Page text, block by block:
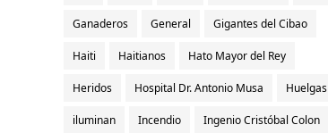
Ganaderos General Gigantes del Cibao
Haiti Haitianos Hato Mayor del Rey
Heridos Hospital Dr. Antonio Musa Huelgas
iluminan Incendio Ingenio Cristóbal Colon